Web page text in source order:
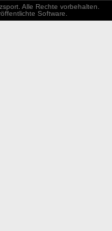
Alle Rechte vorbehalten.
Software.